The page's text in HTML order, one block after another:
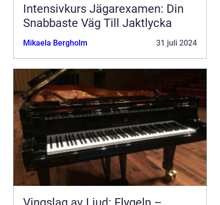
Intensivkurs Jägarexamen: Din
Snabbaste Väg Till Jaktlycka
Mikaela Bergholm 31 juli 2024